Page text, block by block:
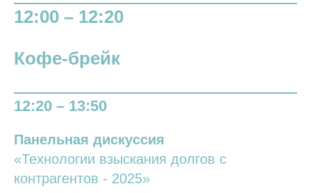
12:00 – 12:20
Кофе-брейк
12:20 – 13:50
Панельная дискуссия
«Технологии взыскания долгов с
контрагентов - 2025»